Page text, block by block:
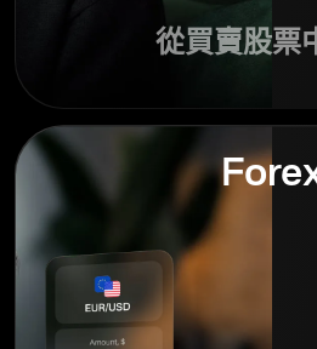
從買賣股票